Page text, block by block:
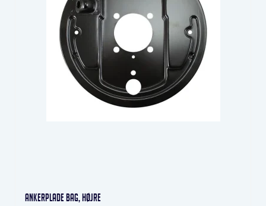
Ankerplade bag, højre